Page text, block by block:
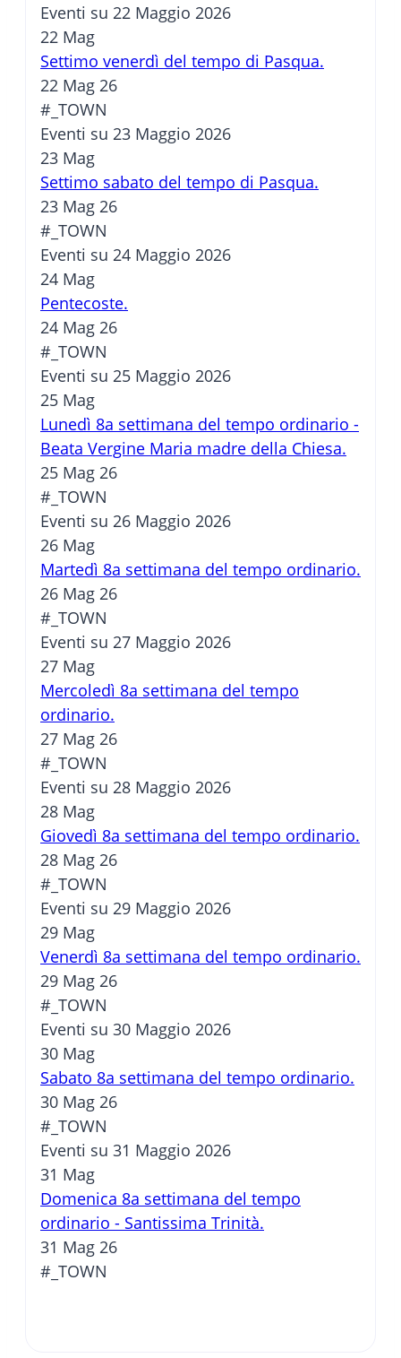
Eventi su 22 Maggio 2026
22 Mag
Settimo venerdì del tempo di Pasqua.
22 Mag 26
#_TOWN
Eventi su 23 Maggio 2026
23 Mag
Settimo sabato del tempo di Pasqua.
23 Mag 26
#_TOWN
Eventi su 24 Maggio 2026
24 Mag
Pentecoste.
24 Mag 26
#_TOWN
Eventi su 25 Maggio 2026
25 Mag
Lunedì 8a settimana del tempo ordinario -
Beata Vergine Maria madre della Chiesa.
25 Mag 26
#_TOWN
Eventi su 26 Maggio 2026
26 Mag
Martedì 8a settimana del tempo ordinario.
26 Mag 26
#_TOWN
Eventi su 27 Maggio 2026
27 Mag
Mercoledì 8a settimana del tempo
ordinario.
27 Mag 26
#_TOWN
Eventi su 28 Maggio 2026
28 Mag
Giovedì 8a settimana del tempo ordinario.
28 Mag 26
#_TOWN
Eventi su 29 Maggio 2026
29 Mag
Venerdì 8a settimana del tempo ordinario.
29 Mag 26
#_TOWN
Eventi su 30 Maggio 2026
30 Mag
Sabato 8a settimana del tempo ordinario.
30 Mag 26
#_TOWN
Eventi su 31 Maggio 2026
31 Mag
Domenica 8a settimana del tempo
ordinario - Santissima Trinità.
31 Mag 26
#_TOWN